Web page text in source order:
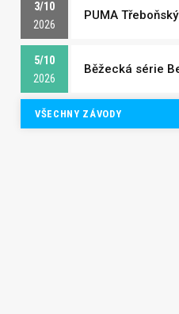
3/10
2026
PUMA
5/10
2026
Běžecká série
VŠECHNY ZÁVODY